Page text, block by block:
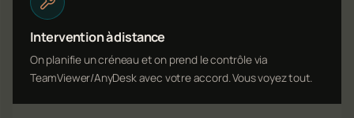
Intervention à distance
On planifie un créneau et on prend le contrôle via
TeamViewer/AnyDesk avec votre accord. Vous voyez tout.